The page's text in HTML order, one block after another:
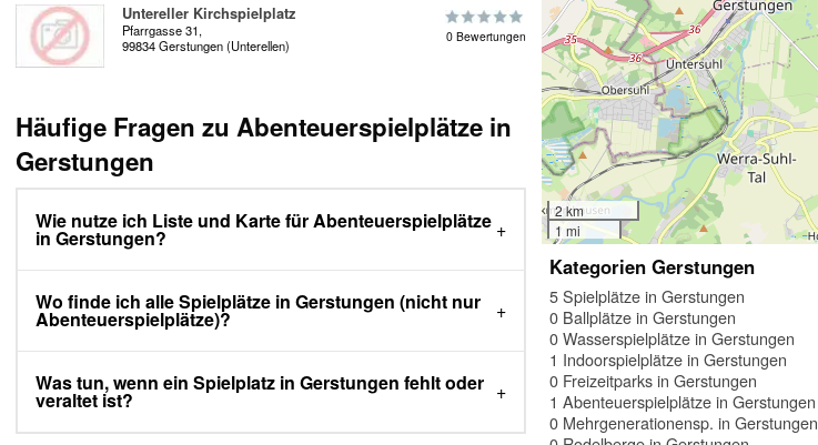
Untereller Kirchspielplatz
Pfarrgasse 31,
99834 Gerstungen (Unterellen)
0 Bewertungen
Häufige Fragen zu Abenteuerspielplätze in
Gerstungen
Wie nutze ich Liste und Karte für Abenteuerspielplätze
in Gerstungen?
Wo finde ich alle Spielplätze in Gerstungen (nicht nur
Abenteuerspielplätze)?
Was tun, wenn ein Spielplatz in Gerstungen fehlt oder
veraltet ist?
2 km
1 mi
Kategorien Gerstungen
5 Spielplätze in Gerstungen
0 Ballplätze in Gerstungen
0 Wasserspielplätze in Gerstungen
1 Indoorspielplätze in Gerstungen
0 Freizeitparks in Gerstungen
1 Abenteuerspielplätze in Gerstungen
0 Mehrgenerationensp. in Gerstungen